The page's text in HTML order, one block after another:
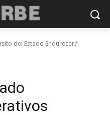
del Estado Endurecerá